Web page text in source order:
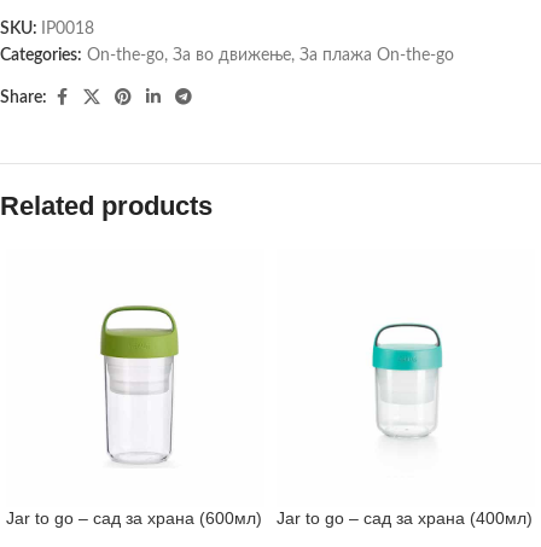
SKU:
IP0018
Categories: On-the-go, За во движење, За плажа On-the-go
Share:
Related products
Jar to go – сад за храна (600мл) Jar to go – сад за храна (400мл)